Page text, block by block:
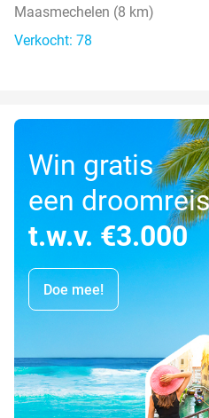
Maasmechelen (8 km)
Verkocht: 78
Win gratis
een
t.w.v. €3.000
Doe mee!